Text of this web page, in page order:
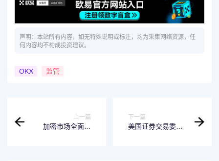
声明：本站所有内容，如无特殊说明或标注，均为采集网络资源，任
何内容均不构成投资建议。
OKX 监管
上一篇
加密市场全面走
下一篇
美国证券交易委员